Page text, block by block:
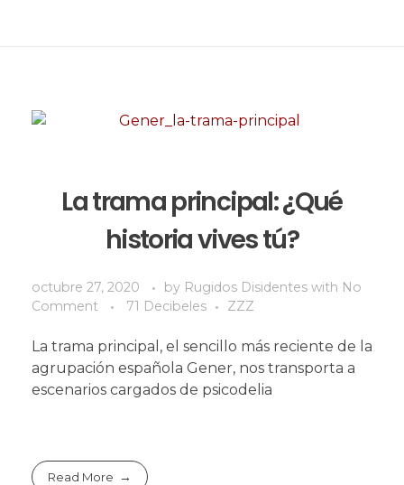
La trama principal: ¿Qué
historia vives tú?
octubre 27, 2020 by Rugidos Disidentes with No
Comment
71 Decibeles ZZZ
La trama principal, el sencillo más reciente de la
agrupación española Gener, nos transporta a
escenarios cargados de psicodelia
Read More